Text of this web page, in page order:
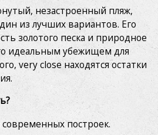
незастроенный пляж,
из лучших вариантов. Его
золотого песка и природное
идеальным убежищем для
very close находятся остатки
построек.